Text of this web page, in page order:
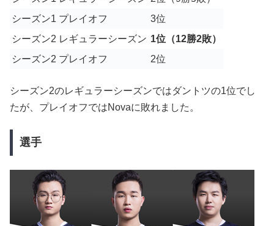
シーズン1 プレイオフ
3位
シーズン2 レギュラーシーズン 1位（12勝2敗）
シーズン2 プレイオフ
2位
シーズン2のレギュラーシーズンではダントツの1位でし
たが、プレイオフではNovaに敗れました。
選手